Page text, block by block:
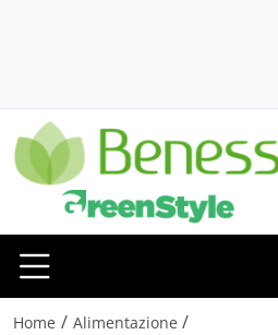
Home / Alimentazione /